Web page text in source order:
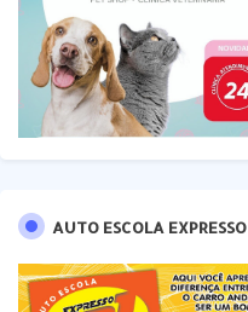
AUTO ESCOLA EXPRESSO